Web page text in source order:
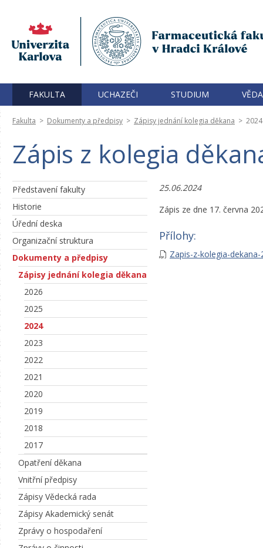
FAKULTA UCHAZEČI STUDIUM
Fakulta > Dokumenty a předpisy > Zápisy jednání kolegia děkana > 2024
Zápis z kolegia
Představení fakulty
Historie
Úřední deska
Organizační struktura
Dokumenty a předpisy
Zápisy jednání kolegia děkana
2026
2025
2024
2023
2022
2021
2020
2019
2018
2017
Opatření děkana
Vnitřní předpisy
Zápisy Vědecká rada
Zápisy Akademický senát
Zprávy o hospodaření
25.06.2024
Zápis ze dne 17. června
Přílohy:
Zapis-z-kolegia-